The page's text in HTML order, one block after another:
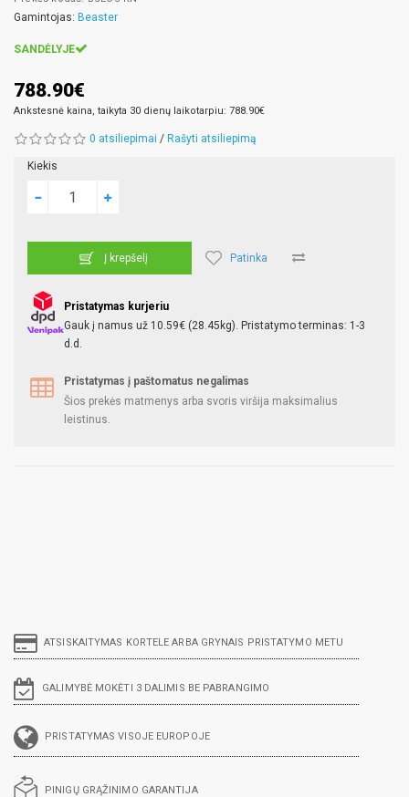
Gamintojas: Beaster
SANDĖLYJE
788.90€
Ankstesnė kaina, taikyta 30 dienų laikotarpiu: 788.90€
0 atsiliepimai / Rašyti atsiliepimą
Kiekis
Į krepšelį Patinka
Pristatymas kurjeriu
Gauk į namus už 10.59€ (28.45kg). Pristatymo terminas: 1-3
d.d.
Pristatymas į paštomatus negalimas
Šios prekės matmenys arba svoris viršija maksimalius
leistinus.
ATSISKAITYMAS KORTELE ARBA GRYNAIS PRISTATYMO METU
GALIMYBĖ MOKĖTI 3 DALIMIS BE PABRANGIMO
PRISTATYMAS VISOJE EUROPOJE
PINIGŲ GRĄŽINIMO GARANTIJA